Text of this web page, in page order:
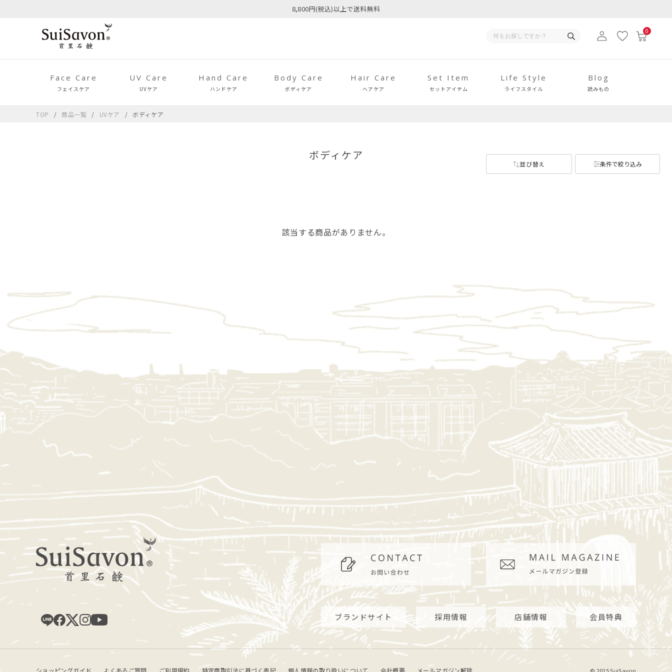
8,800円(税込)以上で送料無料
0
Face Care
フェイスケア
UV Care
UVケア
Hand Care
ハンドケア
Body Care
ボディケア
Hair Care
ヘアケア
Set Item
セットアイテム
Life Style
ライフスタイル
Blog
読みもの
TOP 商品一覧 UVケア ボディケア
ボディケア
並び替え 条件で絞り込み
該当する商品がありません。
ブランドサイト 採用情報 店舗情報 会員特典
ショッピングガイド よくあるご質問 ご利用規約 特定商取引法に基づく表記 個人情報の取り扱いについて 会社概要 メールマガジン解除 © 2025 SuiSavon